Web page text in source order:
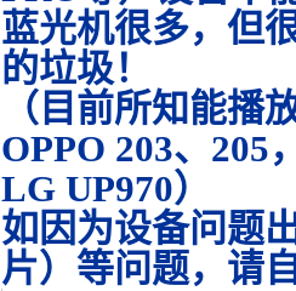
蓝光机很多，但
的垃圾！
（目前所知能播
OPPO 203、205
LG UP970）
如因为设备问题
片）等问题，请